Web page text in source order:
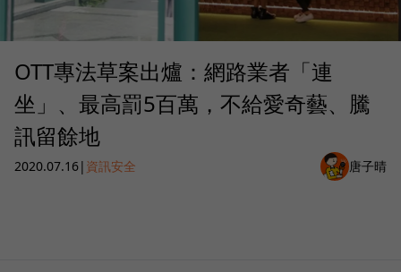
OTT專法草案出爐：網路業者「連
坐」、最高罰5百萬，不給愛奇藝、騰
訊留餘地
2020.07.16| 資訊安全 唐子晴